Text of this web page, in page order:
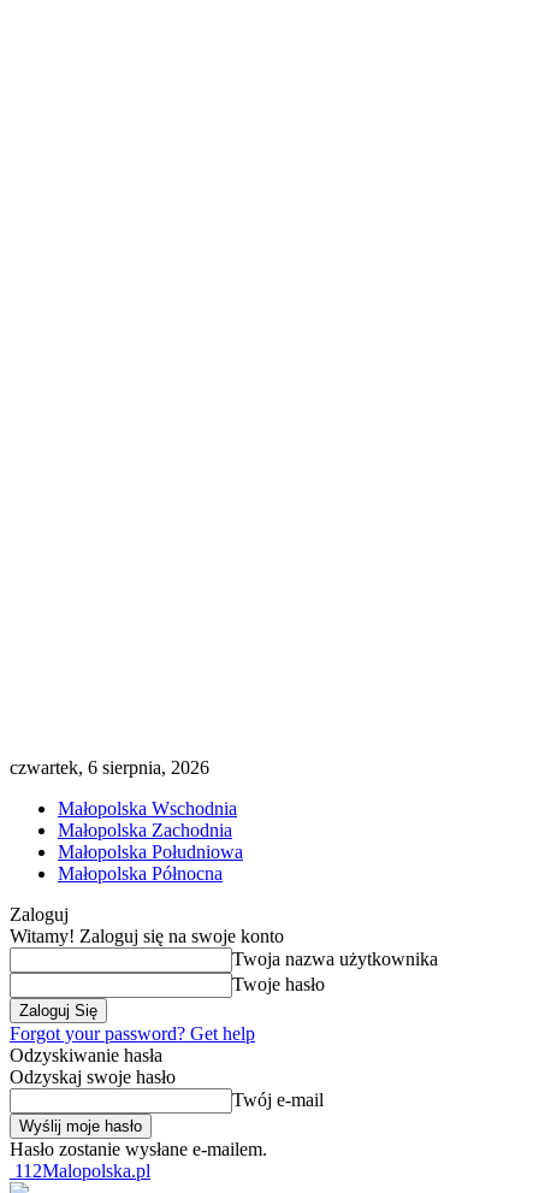
czwartek, 6 sierpnia, 2026
Małopolska Wschodnia
Małopolska Zachodnia
Małopolska Południowa
Małopolska Północna
Zaloguj
Witamy! Zaloguj się na swoje konto
Twoja nazwa użytkownika
Twoje hasło
Forgot your password? Get help
Odzyskiwanie hasła
Odzyskaj swoje hasło
Twój e-mail
Hasło zostanie wysłane e-mailem.
112Malopolska.pl